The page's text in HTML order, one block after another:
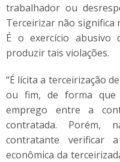
trabalhador ou
Terceirizar não significa
É o exercício abusivo
produzir tais violações.
“É lícita a terceirização
ou fim, de forma que
emprego entre a
contratada. Porém,
contratante verificar
econômica da